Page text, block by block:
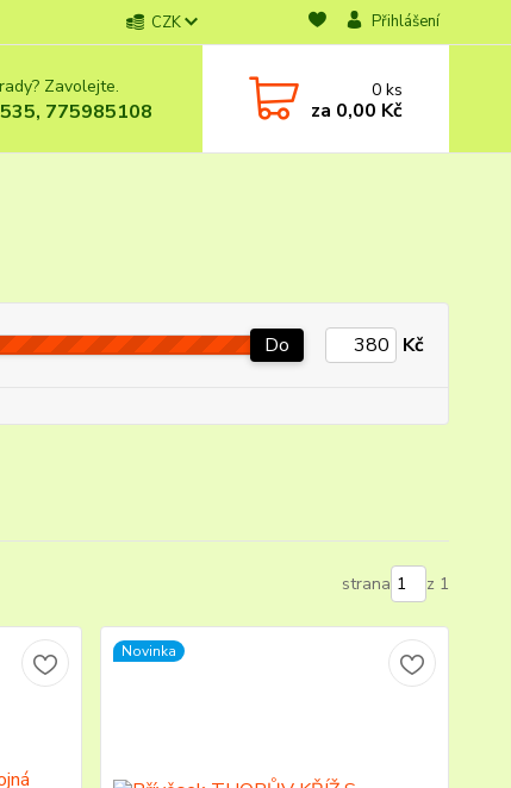
CZK Přihlášení
Zavolejte.
775985108
0ks
za 0,00 Kč
Do Kč
strana z 1
Novinka